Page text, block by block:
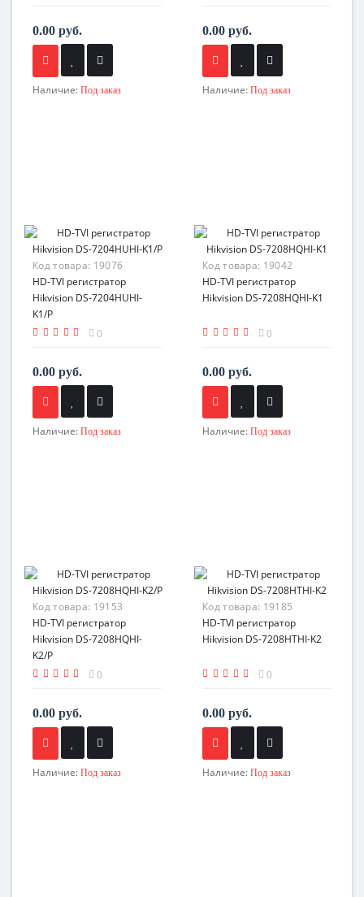
0.00 руб.
Наличие: Под заказ
0.00 руб.
Наличие: Под заказ
Код товара: 19076
HD-TVI регистратор
Hikvision DS-7204HUHI-
K1/P
0
0.00 руб.
Наличие: Под заказ
Код товара: 19042
HD-TVI регистратор
Hikvision DS-7208HQHI-K1
0
0.00 руб.
Наличие: Под заказ
Код товара: 19153
HD-TVI регистратор
Hikvision DS-7208HQHI-
K2/P
0
0.00 руб.
Наличие: Под заказ
Код товара: 19185
HD-TVI регистратор
Hikvision DS-7208HTHI-K2
0
0.00 руб.
Наличие: Под заказ